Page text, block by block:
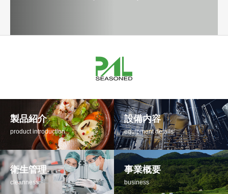
製品紹介
product introduction
設備内容
equipment details
衛生管理
cleanness
事業概要
business